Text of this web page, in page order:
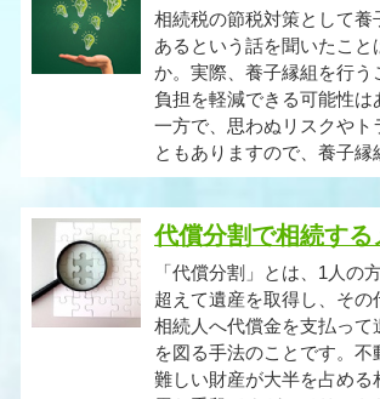
相続税の節税対策として養
あるという話を聞いたこと
か。実際、養子縁組を行う
負担を軽減できる可能性は
一方で、思わぬリスクやト
ともありますので、養子
代償分割で相続する
「代償分割」とは、1人の
超えて遺産を取得し、その
相続人へ代償金を支払って
を図る手法のことです。不
難しい財産が大半を占める